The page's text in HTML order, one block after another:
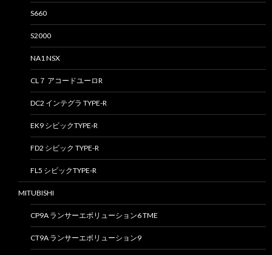
S660
S2000
NA1 NSX
CL７ アコードユーロR
DC2 インテグラ TYPE-R
EK9 シビックTYPE-R
FD2 シビック TYPE-R
FL5 シビックTYPE-R
MITUBISHI
CP9A ランサーエボリューション6 TME
CT9A ランサーエボリューション9